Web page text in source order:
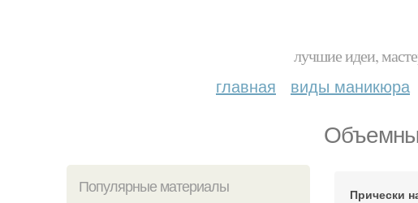
лучшие идеи,
главная виды маникюра
Популярные материалы
Прически